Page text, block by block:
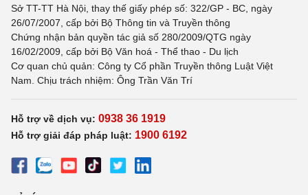
Sở TT-TT Hà Nội, thay thế giấy phép số: 322/GP - BC, ngày
26/07/2007, cấp bởi Bộ Thông tin và Truyền thông
Chứng nhận bản quyền tác giả số 280/2009/QTG ngày
16/02/2009, cấp bởi Bộ Văn hoá - Thể thao - Du lịch
Cơ quan chủ quản: Công ty Cổ phần Truyền thông Luật Việt
Nam. Chịu trách nhiệm: Ông Trần Văn Trí
Hỗ trợ về dịch vụ: 0938 36 1919
Hỗ trợ giải đáp pháp luật: 1900 6192